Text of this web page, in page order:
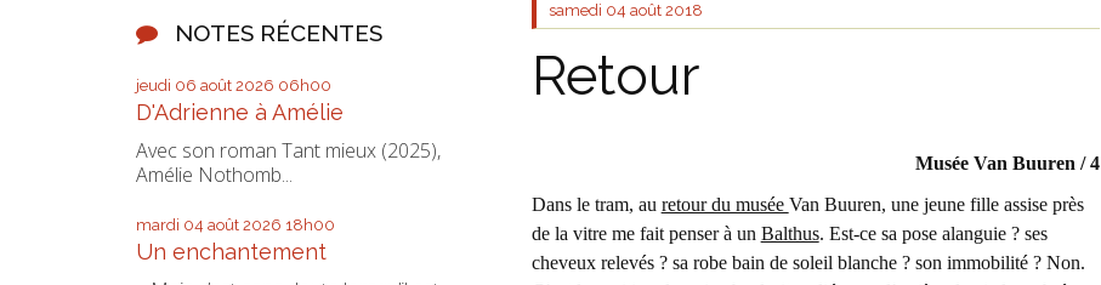
NOTES RÉCENTES
jeudi 06 août 2026 06h00
D'Adrienne à Amélie
Avec son roman Tant mieux (2025),
Amélie Nothomb...
mardi 04 août 2026 18h00
Un enchantement
samedi 04 août 2018
Retour
Musée Van Buuren / 4
Dans le tram, au retour du musée Van Buuren, une jeune fille assise près
de la vitre me fait penser à un Balthus. Est-ce sa pose alanguie ? ses
cheveux relevés ? sa robe bain de soleil blanche ? son immobilité ? Non.